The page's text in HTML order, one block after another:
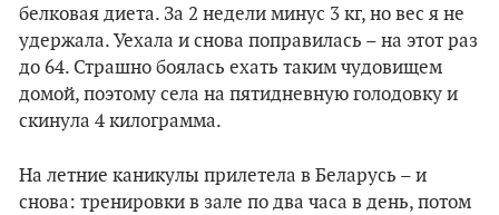
белковая диета. За 2 недели минус 3 кг, но вес я не
удержала. Уехала и снова поправилась – на этот раз
до 64. Страшно боялась ехать таким чудовищем
домой, поэтому села на пятидневную голодовку и
скинула 4 килограмма.
На летние каникулы прилетела в Беларусь – и
снова: тренировки в зале по два часа в день, потом